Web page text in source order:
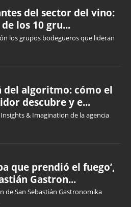
del sector del vino:
los 10 gru...
los grupos bodegueros que lideran
del algoritmo: cómo el
descubre y e...
& Imagination de la agencia
que prendió el fuego’,
Gastron...
de San Sebastián Gastronomika